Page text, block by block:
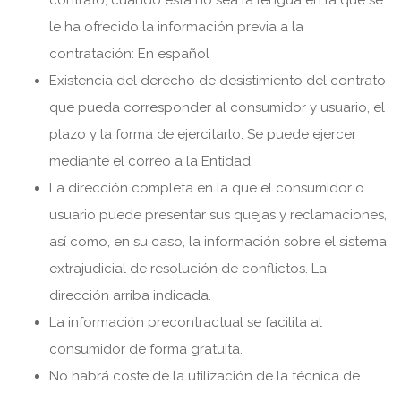
le ha ofrecido la información previa a la
contratación: En español
Existencia del derecho de desistimiento del contrato
que pueda corresponder al consumidor y usuario, el
plazo y la forma de ejercitarlo: Se puede ejercer
mediante el correo a la Entidad.
La dirección completa en la que el consumidor o
usuario puede presentar sus quejas y reclamaciones,
así como, en su caso, la información sobre el sistema
extrajudicial de resolución de conflictos. La
dirección arriba indicada.
La información precontractual se facilita al
consumidor de forma gratuita.
No habrá coste de la utilización de la técnica de